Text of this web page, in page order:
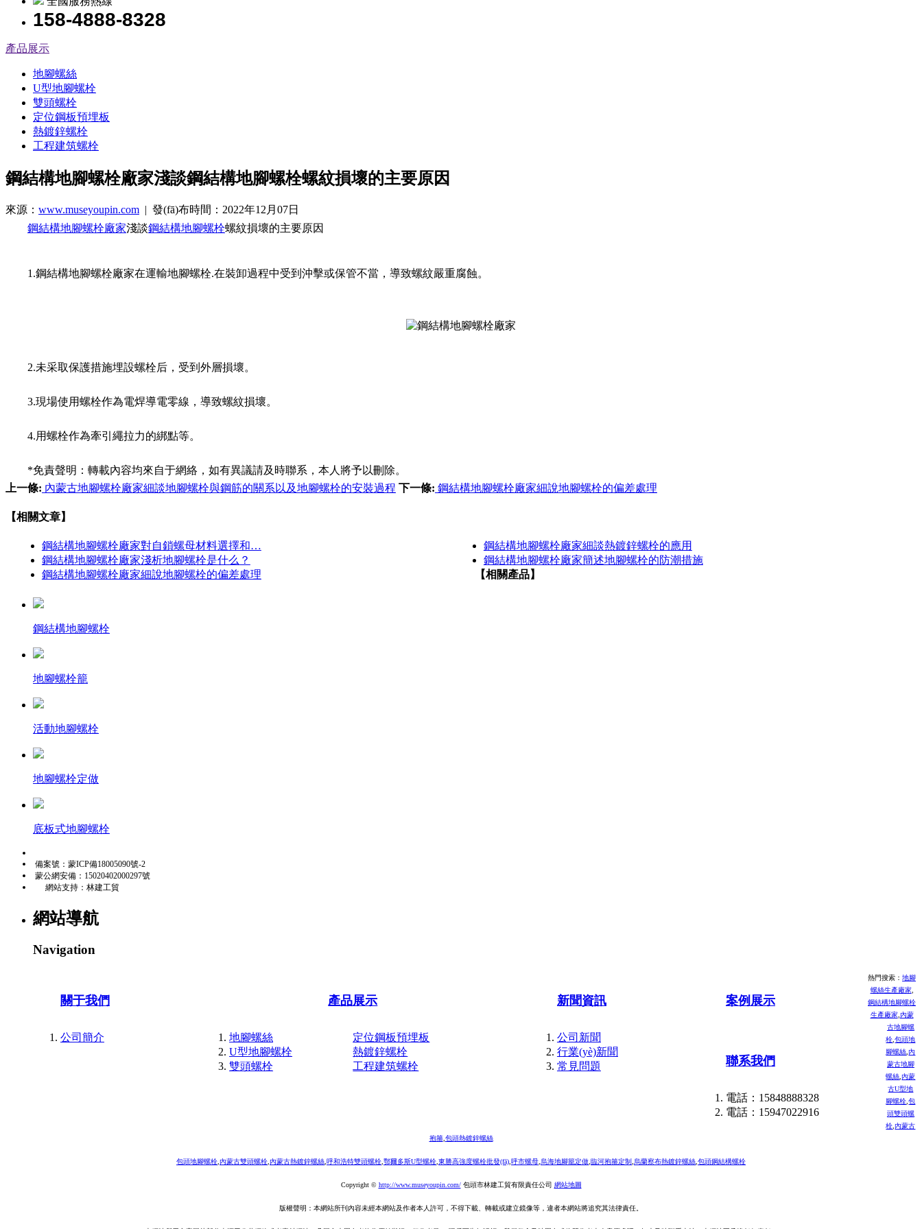
158-4888-8328
產品展示
地腳螺絲
U型地腳螺栓
雙頭螺栓
定位鋼板預埋板
熱鍍鋅螺栓
工程建筑螺栓
鋼結構地腳螺栓廠家淺談鋼結構地腳螺栓螺紋損壞的主要原因
來源： www.museyoupin.com | 發(fā)布時間：2022年12月07日
鋼結構地腳螺栓廠家淺談鋼結構地腳螺栓螺紋損壞的主要原因
1.鋼結構地腳螺栓廠家在運輸地腳螺栓.在裝卸過程中受到沖擊或保管不當，導致螺紋嚴重腐蝕。
2.未采取保護措施埋設螺栓后，受到外層損壞。
3.現場使用螺栓作為電焊導電零線，導致螺紋損壞。
4.用螺栓作為牽引繩拉力的綁點等。
*免責聲明：轉載內容均來自于網絡，如有異議請及時聯系，本人將予以刪除。
上一條: 內蒙古地腳螺栓廠家細談地腳螺栓與鋼筋的關系以及地腳螺栓的安裝過程 下一條: 鋼結構地腳螺栓廠家細說地腳螺栓的偏差處理
【相關文章】
鋼結構地腳螺栓廠家對自鎖螺母材料選擇和…
鋼結構地腳螺栓廠家細談熱鍍鋅螺栓的應用
鋼結構地腳螺栓廠家淺析地腳螺栓是什么？
鋼結構地腳螺栓廠家簡述地腳螺栓的防潮措施
鋼結構地腳螺栓廠家細說地腳螺栓的偏差處理
【相關產品】
鋼結構地腳螺栓
地腳螺栓籠
活動地腳螺栓
地腳螺栓定做
底板式地腳螺栓
備案號： 蒙ICP備18005090號-2
蒙公網安備： 15020402000297號
網站支持： 林建工貿
網站導航
Navigation
關于我們
公司簡介
產品展示
地腳螺絲
定位鋼板預埋板
U型地腳螺栓
熱鍍鋅螺栓
雙頭螺栓
工程建筑螺栓
新聞資訊
公司新聞
行業(yè)新聞
常見問題
案例展示
聯系我們
電話：15848888328
電話：15947022916
熱門搜索：地腳
螺絲生產廠家,
鋼結構地腳螺栓
生產廠家, 內蒙
古地腳螺
栓 ,包頭地
腳螺絲 ,內
蒙古地腳
螺絲 ,內蒙
古U型地
腳螺栓 ,包
頭雙頭螺
栓 ,內蒙古
抱箍, 包頭熱鍍鋅螺絲
包頭地腳螺栓 內蒙古雙頭螺栓 內蒙古熱鍍鋅螺絲 呼和浩特雙頭螺栓 鄂爾多斯U型螺栓 東勝高強度螺栓批發(fā) 呼市螺母 烏海地腳籠定做 臨河抱箍定制 烏蘭察布熱鍍鋅螺絲 包頭鋼結構螺栓
Copyright © http://www.museyoupin.com/包頭市林建工貿有限責任公司 網站地圖
版權聲明：本網站所刊內容未經本網站及作者本人許可，不得下載、轉載或建立鏡像等，違者本網站將追究其法律責任。